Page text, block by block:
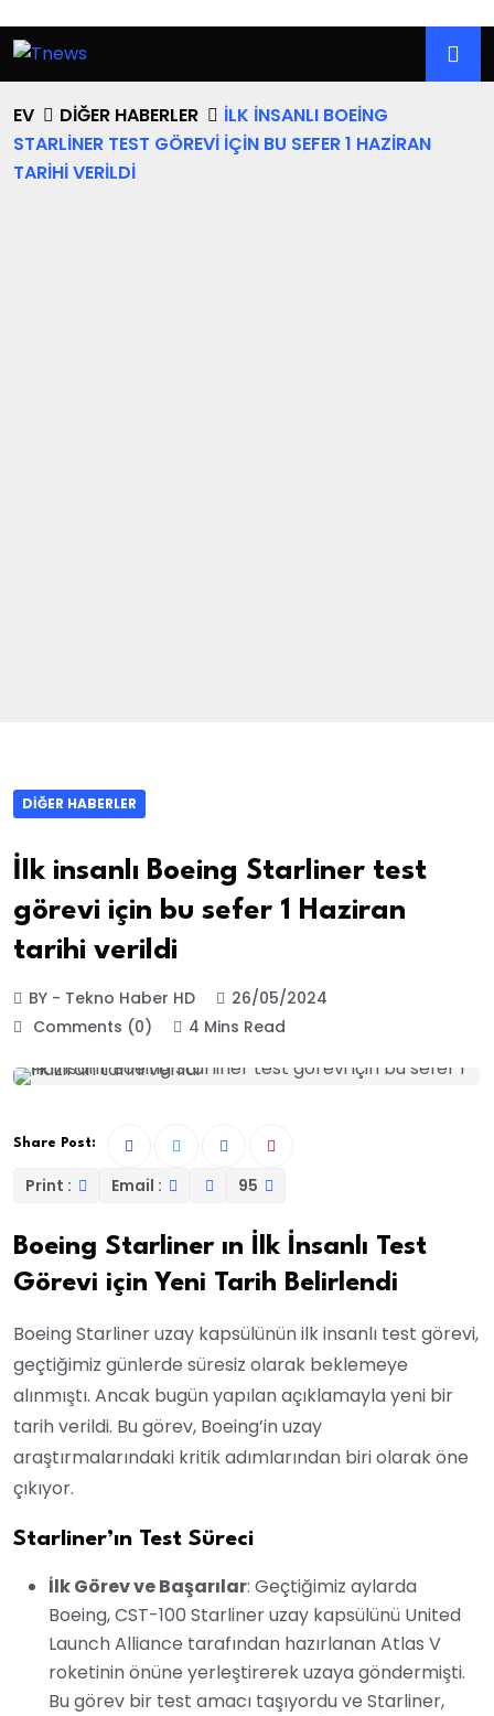
EV DIĞER HABERLER
İLK INSANLI BOEING
STARLINER TEST GÖREVI IÇIN BU SEFER 1 HAZIRAN
TARIHI VERILDI
DIĞER HABERLER
İlk insanlı Boeing Starliner test
görevi için bu sefer 1 Haziran
tarihi verildi
BY - Tekno Haber HD
26/05/2024
Comments (0)
4 Mins Read
Share Post:
Print : Email : 95
Boeing Starliner ın İlk İnsanlı Test
Görevi için Yeni Tarih Belirlendi
Boeing Starliner uzay kapsülünün ilk insanlı test görevi,
geçtiğimiz günlerde süresiz olarak beklemeye
alınmıştı. Ancak bugün yapılan açıklamayla yeni bir
tarih verildi. Bu görev, Boeing’in uzay
araştırmalarındaki kritik adımlarından biri olarak öne
çıkıyor.
Starliner’ın Test Süreci
İlk Görev ve Başarılar: Geçtiğimiz aylarda
Boeing, CST-100 Starliner uzay kapsülünü United
Launch Alliance tarafından hazırlanan Atlas V
roketinin önüne yerleştirerek uzaya göndermişti.
Bu görev bir test amacı taşıyordu ve Starliner,